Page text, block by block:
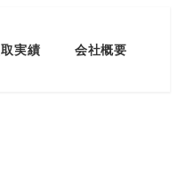
実績 会社概要